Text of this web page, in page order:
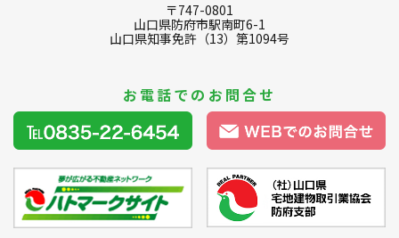
〒747-0801
山口県防府市駅南町6-1
山口県知事免許（13）第1094号
お電話でのお問合せ